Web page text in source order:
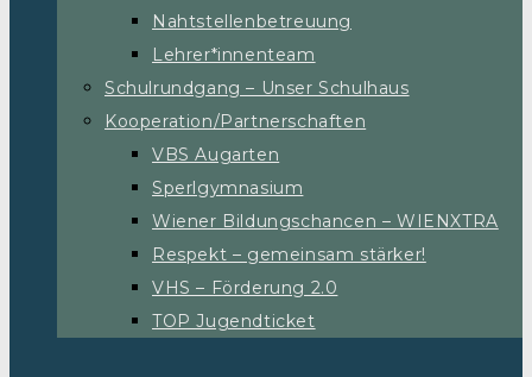
Nahtstellenbetreuung
Lehrer*innenteam
Schulrundgang – Unser Schulhaus
Kooperation/Partnerschaften
VBS Augarten
Sperlgymnasium
Wiener Bildungschancen – WIENXTRA
Respekt – gemeinsam stärker!
VHS – Förderung 2.0
TOP Jugendticket